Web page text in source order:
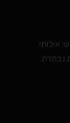
איכותי.
נבחרת